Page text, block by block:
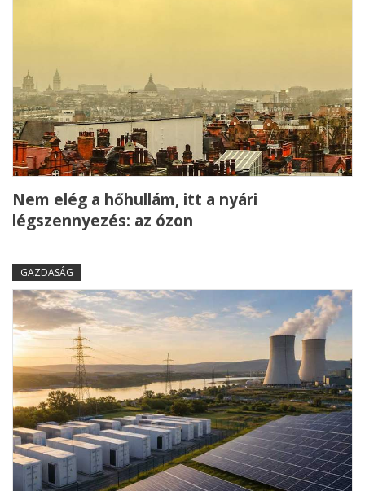
Nem elég a hőhullám, itt a nyári
légszennyezés: az ózon
GAZDASÁG